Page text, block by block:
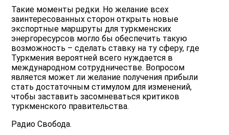
Такие моменты редки. Но желание всех
заинтересованных сторон открыть новые
экспортные маршруты для туркменских
энергоресурсов могло бы обеспечить такую
возможность – сделать ставку на ту сферу, где
Туркмения вероятней всего нуждается в
международном сотрудничестве. Вопросом
является может ли желание получения прибыли
стать достаточным стимулом для изменений,
чтобы заставить засомневаться критиков
туркменского правительства.
Радио Свобода.